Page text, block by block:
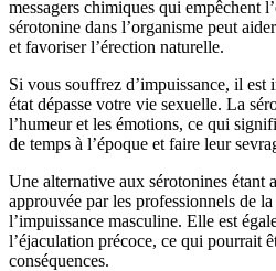
messagers chimiques qui empêchent
sérotonine dans l’organisme peut
et favoriser l’érection naturelle.
Si vous souffrez d’impuissance, il
état dépasse votre vie sexuelle. La
l’humeur et les émotions, ce qui
de temps à l’époque et faire leur
Une alternative aux sérotonines étant
approuvée par les professionnels de
l’impuissance masculine. Elle est
l’éjaculation précoce, ce qui pourrait
conséquences.